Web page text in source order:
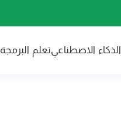
الذكاء الاصطناعيتعلم البرمجة